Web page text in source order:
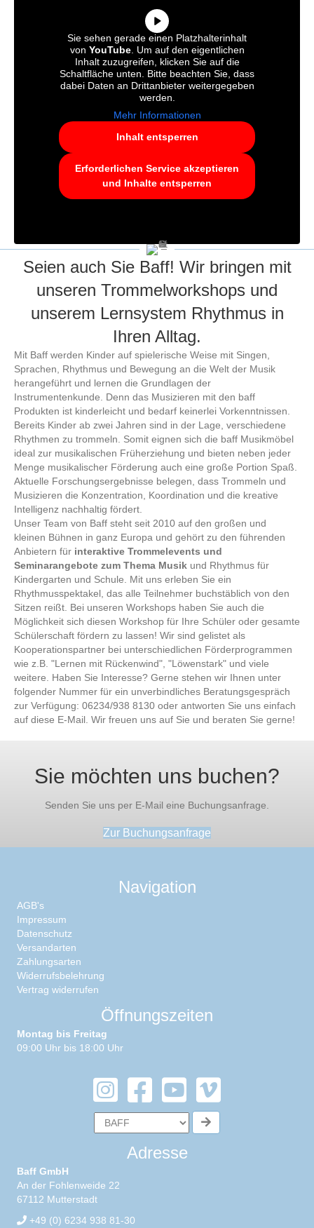
Sie sehen gerade einen Platzhalterinhalt
von YouTube. Um auf den eigentlichen
Inhalt zuzugreifen, klicken Sie auf die
Schaltfläche unten. Bitte beachten Sie, dass
dabei Daten an Drittanbieter weitergegeben
werden.
Mehr Informationen
Inhalt entsperren
Erforderlichen Service akzeptieren
und Inhalte entsperren
Seien auch Sie Baff! Wir bringen mit
unseren Trommelworkshops und
unserem Lernsystem Rhythmus in
Ihren Alltag.
Mit Baff werden Kinder auf spielerische Weise mit Singen,
Sprachen, Rhythmus und Bewegung an die Welt der Musik
herangeführt und lernen die Grundlagen der
Instrumentenkunde. Denn das Musizieren mit den baff
Produkten ist kinderleicht und bedarf keinerlei Vorkenntnissen.
Bereits Kinder ab zwei Jahren sind in der Lage, verschiedene
Rhythmen zu trommeln. Somit eignen sich die baff Musikmöbel
ideal zur musikalischen Früherziehung und bieten neben jeder
Menge musikalischer Förderung auch eine große Portion Spaß.
Aktuelle Forschungsergebnisse belegen, dass Trommeln und
Musizieren die Konzentration, Koordination und die kreative
Intelligenz nachhaltig fördert.
Unser Team von Baff steht seit 2010 auf den großen und
kleinen Bühnen in ganz Europa und gehört zu den führenden
Anbietern für interaktive Trommelevents und
Seminarangebote zum Thema Musik und Rhythmus für
Kindergarten und Schule. Mit uns erleben Sie ein
Rhythmusspektakel, das alle Teilnehmer buchstäblich von den
Sitzen reißt. Bei unseren Workshops haben Sie auch die
Möglichkeit sich diesen Workshop für Ihre Schüler oder gesamte
Schülerschaft fördern zu lassen! Wir sind gelistet als
Kooperationspartner bei unterschiedlichen Förderprogrammen
wie z.B. "Lernen mit Rückenwind", "Löwenstark" und viele
weitere. Haben Sie Interesse? Gerne stehen wir Ihnen unter
folgender Nummer für ein unverbindliches Beratungsgespräch
zur Verfügung: 06234/938 8130 oder antworten Sie uns einfach
auf diese E-Mail. Wir freuen uns auf Sie und beraten Sie gerne!
Sie möchten uns buchen?
Senden Sie uns per E-Mail eine Buchungsanfrage.
Zur Buchungsanfrage
Navigation
AGB's
Impressum
Datenschutz
Versandarten
Zahlungsarten
Widerrufsbelehrung
Vertrag widerrufen
Öffnungszeiten
Montag bis Freitag
09:00 Uhr bis 18:00 Uhr
Adresse
Baff GmbH
An der Fohlenweide 22
67112 Mutterstadt
+49 (0) 6234 938 81-30